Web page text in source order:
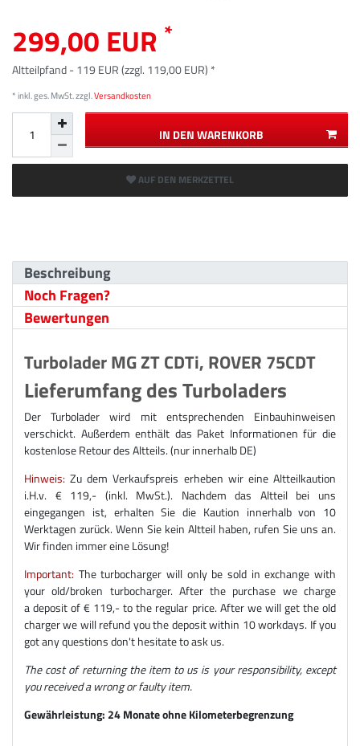
299,00 EUR *
Altteilpfand - 119 EUR (zzgl. 119,00 EUR) *
* inkl. ges. MwSt. zzgl.Versandkosten
IN DEN WARENKORB
AUF DEN MERKZETTEL
Beschreibung
Noch Fragen?
Bewertungen
Turbolader MG ZT CDTi, ROVER 75CDT
Lieferumfang des Turboladers
Der Turbolader wird mit entsprechenden Einbauhinweisen
verschickt. Außerdem enthält das Paket Informationen für die
kostenlose Retour des Altteils. (nur innerhalb DE)
Hinweis: Zu dem Verkaufspreis erheben wir eine Altteilkaution
i.H.v. € 119,- (inkl. MwSt.). Nachdem das Altteil bei uns
eingegangen ist, erhalten Sie die Kaution innerhalb von 10
Werktagen zurück. Wenn Sie kein Altteil haben, rufen Sie uns an.
Wir finden immer eine Lösung!
Important: The turbocharger will only be sold in exchange with
your old/broken turbocharger. After the purchase we charge
a deposit of € 119,- to the regular price. After we will get the old
charger we will refund you the deposit within 10 workdays. If you
got any questions don't hesitate to ask us.
The cost of returning the item to us is your responsibility, except
you received a wrong or faulty item.
Gewährleistung: 24 Monate ohne Kilometerbegrenzung